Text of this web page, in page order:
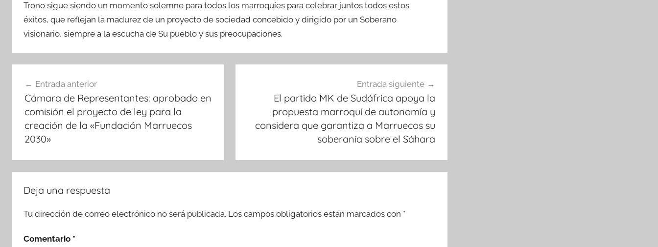
Trono sigue siendo un momento solemne para todos los marroquíes para celebrar juntos todos estos
éxitos, que reflejan la madurez de un proyecto de sociedad concebido y dirigido por un Soberano
visionario, siempre a la escucha de Su pueblo y sus preocupaciones.
de
entradas
Entrada anterior
Cámara de Representantes: aprobado en
comisión el proyecto de ley para la
creación de la «Fundación Marruecos
2030»
Entrada siguiente
El partido MK de Sudáfrica apoya la
propuesta marroquí de autonomía y
considera que garantiza a Marruecos su
soberanía sobre el Sáhara
Deja una respuesta
Tu dirección de correo electrónico no será publicada. Los campos obligatorios están marcados con *
Comentario *